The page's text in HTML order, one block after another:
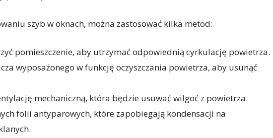
szyb w oknach, można zastosować kilka metod:
pomieszczenie, aby utrzymać odpowiednią cyrkulację powietrza.
wyposażonego w funkcję oczyszczania powietrza, aby usunąć
mechaniczną, która będzie usuwać wilgoć z powietrza.
folii antyparowych, które zapobiegają kondensacji na